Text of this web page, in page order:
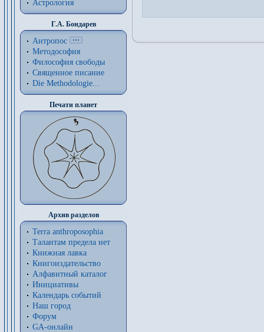
Астрология
Г.А. Бондарев
Антропос
Методософия
Философия cвободы
Священное писание
Die Methodologie...
Печати планет
Архив разделов
Terra anthroposophia
Талантам предела нет
Книжная лавка
Книгоиздательство
Алфавитный каталог
Инициативы
Календарь событий
Наш город
Форум
GA-онлайн